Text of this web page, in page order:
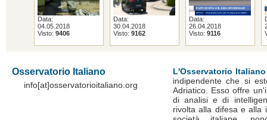
Data:
04.05.2018
Visto: 9406
Data:
30.04.2018
Visto: 9162
Data:
26.04.2018
Visto: 9116
Osservatorio Italiano
info[at]osservatorioitaliano.org
L'Osservatorio Italiano
indipendente che si
Adriatico. Esso offre
di analisi e di
rivolta alla difesa e alla